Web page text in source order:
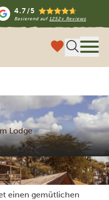
4.7/5
Basierend auf1252+ Reviews
Lodge
Lodge
einen gemütlichen